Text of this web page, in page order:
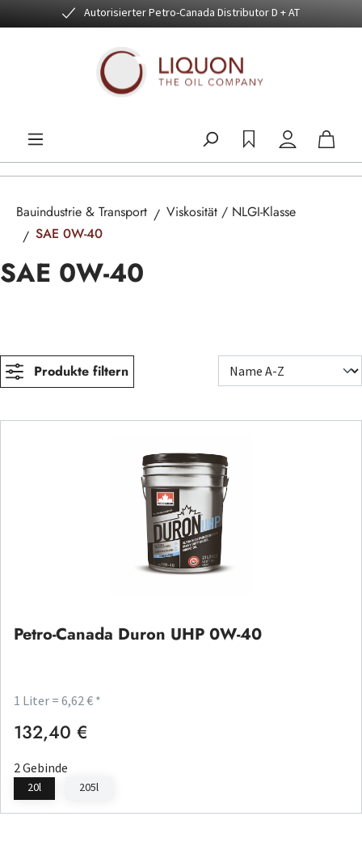
Zum Hauptinhalt springenAutorisierter Petro-Canada Distributor D + AT
Bauindustrie & Transport
Viskosität / NLGI-Klasse
SAE 0W-40
SAE 0W-40
Produkte filtern
Petro-Canada Duron UHP 0W-40
1 Liter = 6,62 € *
Regulärer Preis:
132,40 €
2 Gebinde
20l 205l